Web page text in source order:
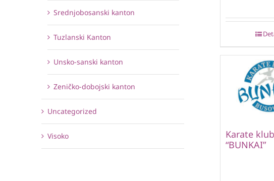
Karate klub
“BUNKAI”
Srednjobosanski kanton
Tuzlanski Kanton
Unsko-sanski kanton
Zeničko-dobojski kanton
Uncategorized
Visoko